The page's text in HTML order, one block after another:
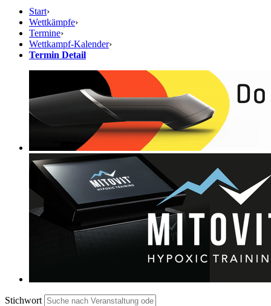
Start›
Wettkämpfe›
Termine›
Wettkampf-Kalender›
Termin Detail
Stichwort